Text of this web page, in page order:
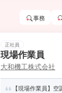
事務
正社員
現場作業員
大和機工株式会社
【現場作業員】